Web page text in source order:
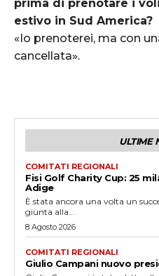
prima di prenotare i
estivo in Sud America?
«Io prenoterei, ma con
cancellata».
ULTIME
COMITATI REGIONALI
Fisi Golf Charity Cup: 25
Adige
È stata ancora una volta un
giunta alla...
8 Agosto 2026
COMITATI REGIONALI
Giulio Campani nuovo